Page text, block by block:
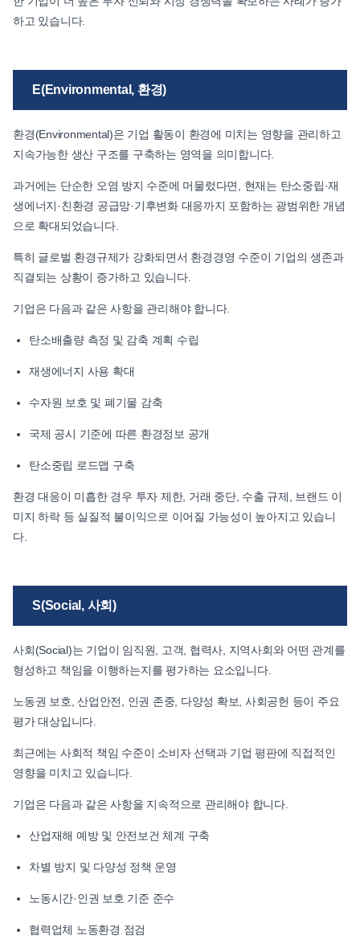
하고 있습니다.
E(Environmental, 환경)
환경(Environmental)은 기업 활동이 환경에 미치는 영향을 관리하고
지속가능한 생산 구조를 구축하는 영역을 의미합니다.
과거에는 단순한 오염 방지 수준에 머물렀다면, 현재는 탄소중립·재
생에너지·친환경 공급망·기후변화 대응까지 포함하는 광범위한 개념
으로 확대되었습니다.
특히 글로벌 환경규제가 강화되면서 환경경영 수준이 기업의 생존과
직결되는 상황이 증가하고 있습니다.
기업은 다음과 같은 사항을 관리해야 합니다.
탄소배출량 측정 및 감축 계획 수립
재생에너지 사용 확대
수자원 보호 및 폐기물 감축
국제 공시 기준에 따른 환경정보 공개
탄소중립 로드맵 구축
환경 대응이 미흡한 경우 투자 제한, 거래 중단, 수출 규제, 브랜드 이
미지 하락 등 실질적 불이익으로 이어질 가능성이 높아지고 있습니
다.
S(Social, 사회)
사회(Social)는 기업이 임직원, 고객, 협력사, 지역사회와 어떤 관계를
형성하고 책임을 이행하는지를 평가하는 요소입니다.
노동권 보호, 산업안전, 인권 존중, 다양성 확보, 사회공헌 등이 주요
평가 대상입니다.
최근에는 사회적 책임 수준이 소비자 선택과 기업 평판에 직접적인
영향을 미치고 있습니다.
기업은 다음과 같은 사항을 지속적으로 관리해야 합니다.
산업재해 예방 및 안전보건 체계 구축
차별 방지 및 다양성 정책 운영
노동시간·인권 보호 기준 준수
협력업체 노동환경 점검